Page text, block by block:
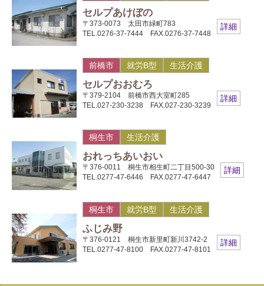
セルプあけぼの
〒373-0073 太田市緑町783
TEL.0276-37-7444 FAX.0276-37-7448
詳細
前橋市 就労B型 生活介護
セルプおおむろ
〒379-2104 前橋市西大室町285
TEL.027-230-3238 FAX.027-230-3239
詳細
桐生市 生活介護
おれっちあいおい
〒376-0011 桐生市相生町二丁目500-30
TEL.0277-47-6446 FAX.0277-47-6447
詳細
桐生市 就労B型 生活介護
ふじみ野
〒376-0121 桐生市新里町新川3742-2
TEL.0277-47-8100 FAX.0277-47-8101
詳細